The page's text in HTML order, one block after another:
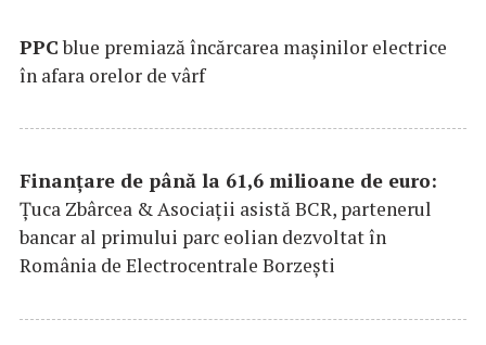
PPCblue premiază încărcarea maşinilor electrice
în afara orelor de vârf
Finanțare de până la 61,6 milioane de euro:
Țuca Zbârcea & Asociații asistă BCR, partenerul
bancar al primului parc eolian dezvoltat în
România de Electrocentrale Borzești